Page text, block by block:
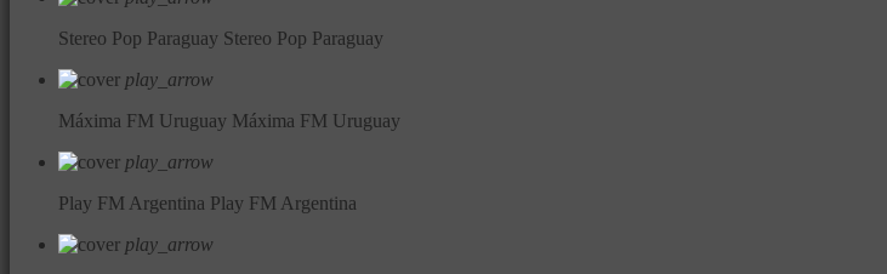
Stereo Pop Paraguay Stereo Pop Paraguay
play_arrow
Máxima FM Uruguay Máxima FM Uruguay
play_arrow
Play FM Argentina Play FM Argentina
play_arrow